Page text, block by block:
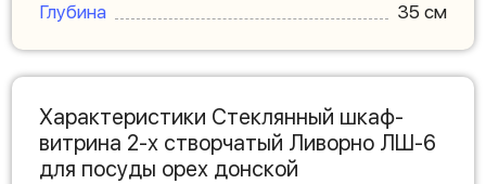
Глубина
35 см
Характеристики Стеклянный шкаф-
витрина 2-х створчатый Ливорно ЛШ-6
для посуды орех донской